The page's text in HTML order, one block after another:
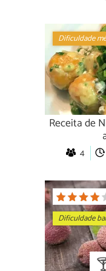
Dificuldade
Receita de
4
Dificuldade